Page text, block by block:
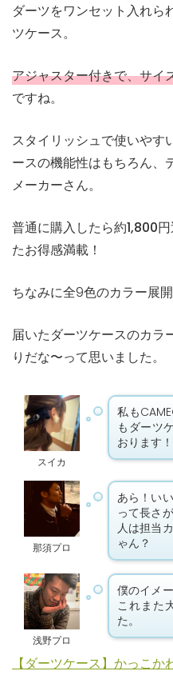
ダーツをワンセット入れら
ツケース。
アジャスター付きで、サイ
ですね。
スタイリッシュで使いやす
ースの機能性はもちろん、
メーカーさん。
普通に購入したら約1,800
たお得感満載！
ちなみに全9色のカラー展
届いたダーツケースのカラ
りだな〜って思いました。
スイカ
私も
もダーツ
おります！
那須プロ
あら！い
って長さ
人は担当
ゃん？
浅野プロ
僕のイメ
これまた
た。
【ダーツケース】かっこ